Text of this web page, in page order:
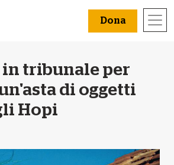
Dona
tribunale per
di oggetti
Hopi